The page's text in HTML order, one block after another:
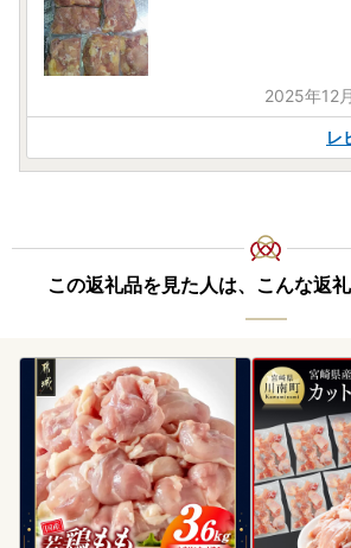
提出いただく際は、簡易書留等のご利用
〒849-0192
佐賀県三養基郡上峰町大字坊所383番
上峰町 ふるさと納税担当 宛
【注意】ワンストップ特例申請書を提出
あて先までご提出ください。
なお、「申請事項変更出書」はワンスト
てのみ適用されます。「書類送付先」ま
の変更はされませんので、ご注意くださ
と「返礼品送付先」の変更をご希望の方
わせ先までご連絡お願いします。
【ワンストップ特例申請について】
書類到着後、順次受付を行ってまいりま
時間をいただくことがございます。予め
「書類不備メール」もしくは「ワンスト
ール」が寄附申込時に登録されたメール
2025年12
レ
この返礼品を見た人は、こんな返